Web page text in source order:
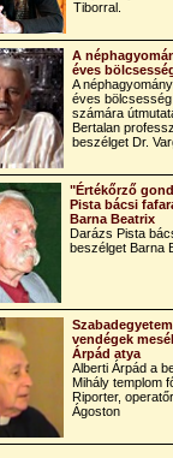
Tiborral.
A
éves
A
éves
számára
Bertalan
beszélget Dr.
"Értékőrző
Pista bácsi
Barna Beatrix
Darázs Pista
beszélget Barna
vendégek
Árpád atya
Alberti Árpád a
Mihály templom
Riporter,
Ágoston